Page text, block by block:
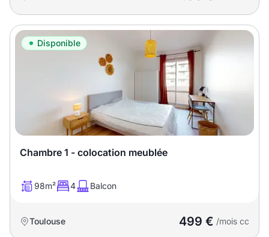
Disponible
Chambre 1 - colocation meublée
98m² 4 Balcon
Toulouse 499 € /mois cc